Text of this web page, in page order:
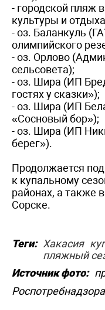
- городской пляж
культуры и
- оз. Баланкуль
олимпийского
- оз. Орлово
сельсовета);
- оз. Шира (ИП
гостях у сказки»);
- оз. Шира (ИП
«Сосновый бор»);
- оз. Шира (ИП
берег»).
Продолжается
к купальному
районах, а также
Сорске.
Теги: Хакасия
пляжный
Источник фото: